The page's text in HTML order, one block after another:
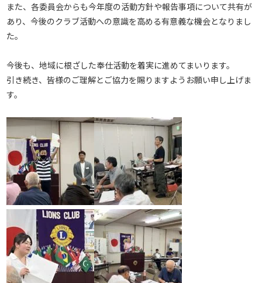
また、各委員会からも今年度の活動方針や報告事項について共有が
あり、今後のクラブ活動への意識を高める有意義な機会となりまし
た。
今後も、地域に根ざした奉仕活動を着実に進めてまいります。
引き続き、皆様のご理解とご協力を賜りますようお願い申し上げま
す。